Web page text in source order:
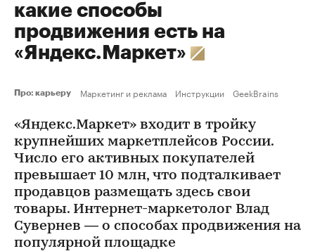
какие способы
продвижения есть на
«Яндекс.Маркет»
Про: карьеру Маркетинг и реклама Инструкции GeekBrains
«Яндекс.Маркет» входит в тройку
крупнейших маркетплейсов России.
Число его активных покупателей
превышает 10 млн, что подталкивает
продавцов размещать здесь свои
товары. Интернет-маркетолог Влад
Сувернев — о способах продвижения на
популярной площадке